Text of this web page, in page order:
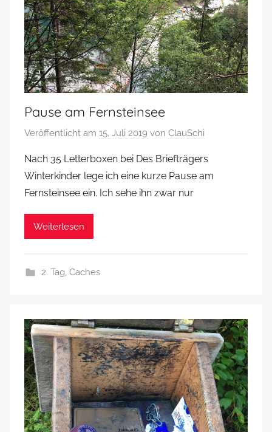
Pause am Fernsteinsee
Veröffentlicht am 15. Juli 2019 von ClauSchi
Nach 35 Letterboxen bei Des Briefträgers
Winterkinder lege ich eine kurze Pause am
Fernsteinsee ein. Ich sehe ihn zwar nur
Weiterlesen
2. Tag, Caches